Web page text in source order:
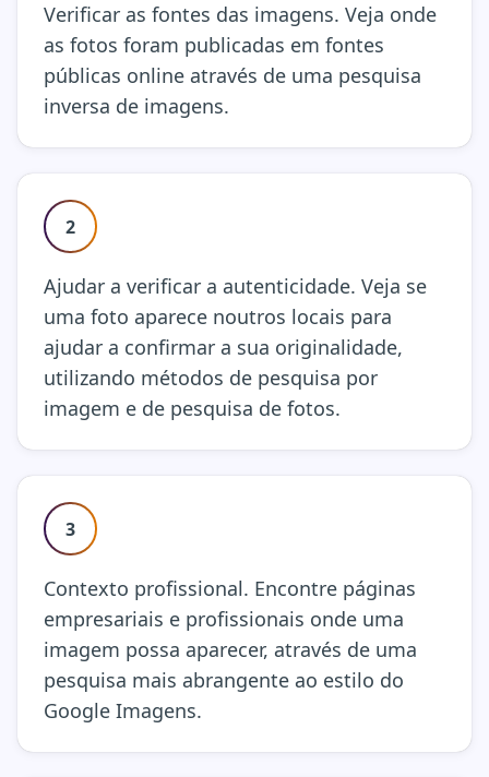
Verificar as fontes das imagens. Veja onde
as fotos foram publicadas em fontes
públicas online através de uma pesquisa
inversa de imagens.
2
Ajudar a verificar a autenticidade. Veja se
uma foto aparece noutros locais para
ajudar a confirmar a sua originalidade,
utilizando métodos de pesquisa por
imagem e de pesquisa de fotos.
3
Contexto profissional. Encontre páginas
empresariais e profissionais onde uma
imagem possa aparecer, através de uma
pesquisa mais abrangente ao estilo do
Google Imagens.